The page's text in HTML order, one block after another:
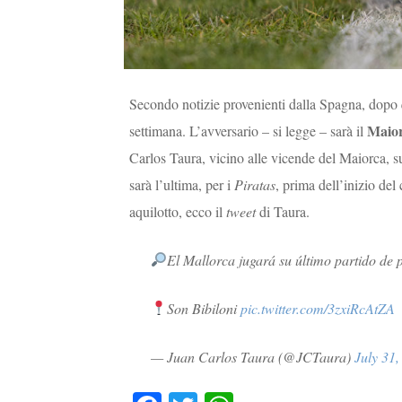
Secondo notizie provenienti dalla Spagna,
settimana. L’avversario – si legge – sarà il
Carlos Taura, vicino alle vicende del Maiorca,
sarà l’ultima, per i Piratas, prima dell’inizio del
aquilotto, ecco il tweetdi Taura.
El Mallorca jugará su último partido de
Son Bibilonipic.twitter.com/3zxiRcAtZA
— Juan Carlos Taura (@JCTaura)July